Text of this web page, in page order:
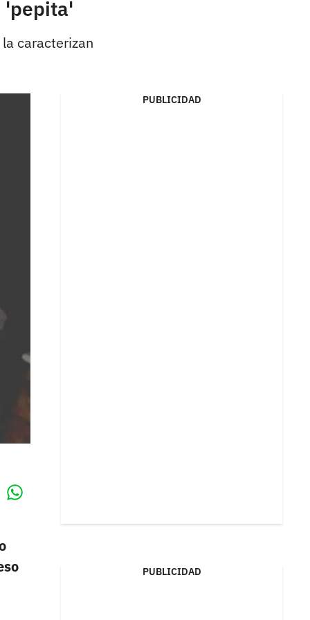
'pepita'
caracterizan
PUBLICIDAD
PUBLICIDAD